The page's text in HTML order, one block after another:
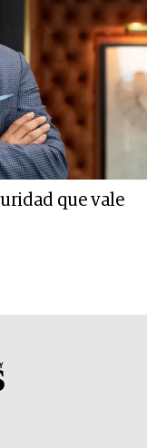
que vale